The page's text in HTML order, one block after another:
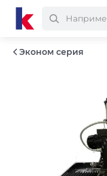
Эконом серия